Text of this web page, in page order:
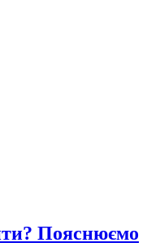
Пояснюємо